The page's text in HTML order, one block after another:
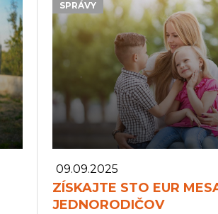
SPRÁVY
09.09.2025
ZÍSKAJTE STO EUR
JEDNORODIČOV